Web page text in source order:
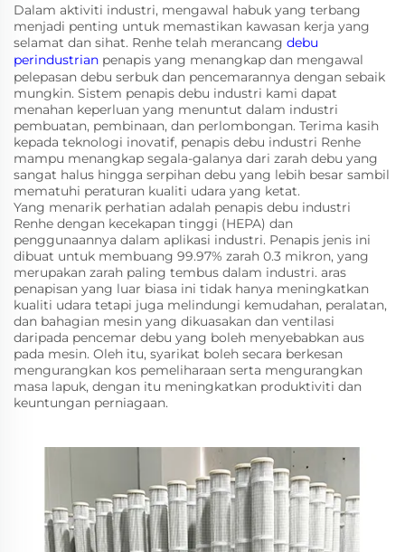
Dalam aktiviti industri, mengawal habuk yang terbang
menjadi penting untuk memastikan kawasan kerja yang
selamat dan sihat. Renhe telah merancang debu
perindustrian penapis yang menangkap dan mengawal
pelepasan debu serbuk dan pencemarannya dengan sebaik
mungkin. Sistem penapis debu industri kami dapat
menahan keperluan yang menuntut dalam industri
pembuatan, pembinaan, dan perlombongan. Terima kasih
kepada teknologi inovatif, penapis debu industri Renhe
mampu menangkap segala-galanya dari zarah debu yang
sangat halus hingga serpihan debu yang lebih besar sambil
mematuhi peraturan kualiti udara yang ketat.
Yang menarik perhatian adalah penapis debu industri
Renhe dengan kecekapan tinggi (HEPA) dan
penggunaannya dalam aplikasi industri. Penapis jenis ini
dibuat untuk membuang 99.97% zarah 0.3 mikron, yang
merupakan zarah paling tembus dalam industri. aras
penapisan yang luar biasa ini tidak hanya meningkatkan
kualiti udara tetapi juga melindungi kemudahan, peralatan,
dan bahagian mesin yang dikuasakan dan ventilasi
daripada pencemar debu yang boleh menyebabkan aus
pada mesin. Oleh itu, syarikat boleh secara berkesan
mengurangkan kos pemeliharaan serta mengurangkan
masa lapuk, dengan itu meningkatkan produktiviti dan
keuntungan perniagaan.